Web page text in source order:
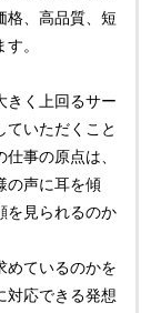
格、高品質、短
。
きく上回るサー
ていただくこと
事の原点は、
の声に耳を傾
を見られるのか
めているのかを
対応できる発想